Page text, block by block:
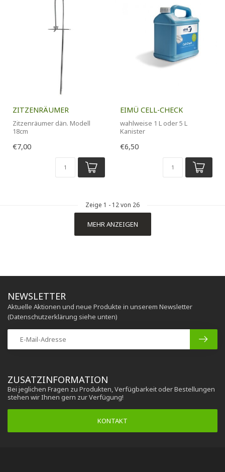
ZITZENRÄUMER
Zitzenräumer dän. Modell
18cm
€7,00
EIMÜ CELL-CHECK
wahlweise 1 L oder 5 L
Kanister
Mastitisfrüherkennung
€6,50
Zeige 1 - 12von 26
MEHR ANZEIGEN
ZUSATZINFORMATION
Bei jeglichen Fragen zu Produkten, Verfügbarkeit oder Bestellungen
stehen wir Ihnen gern zur Verfügung!
KONTAKT
NEWSLETTER
Aktuelle Aktionen und neue Produkte in unserem Newsletter
(Datenschutzerklärung siehe unten)